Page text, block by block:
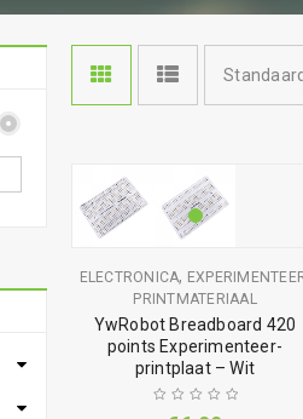
ELECTRONICA,
PRINTMATERIAAL
YwRobot Breadboard 420
points Experimenteer-
printplaat – Wit